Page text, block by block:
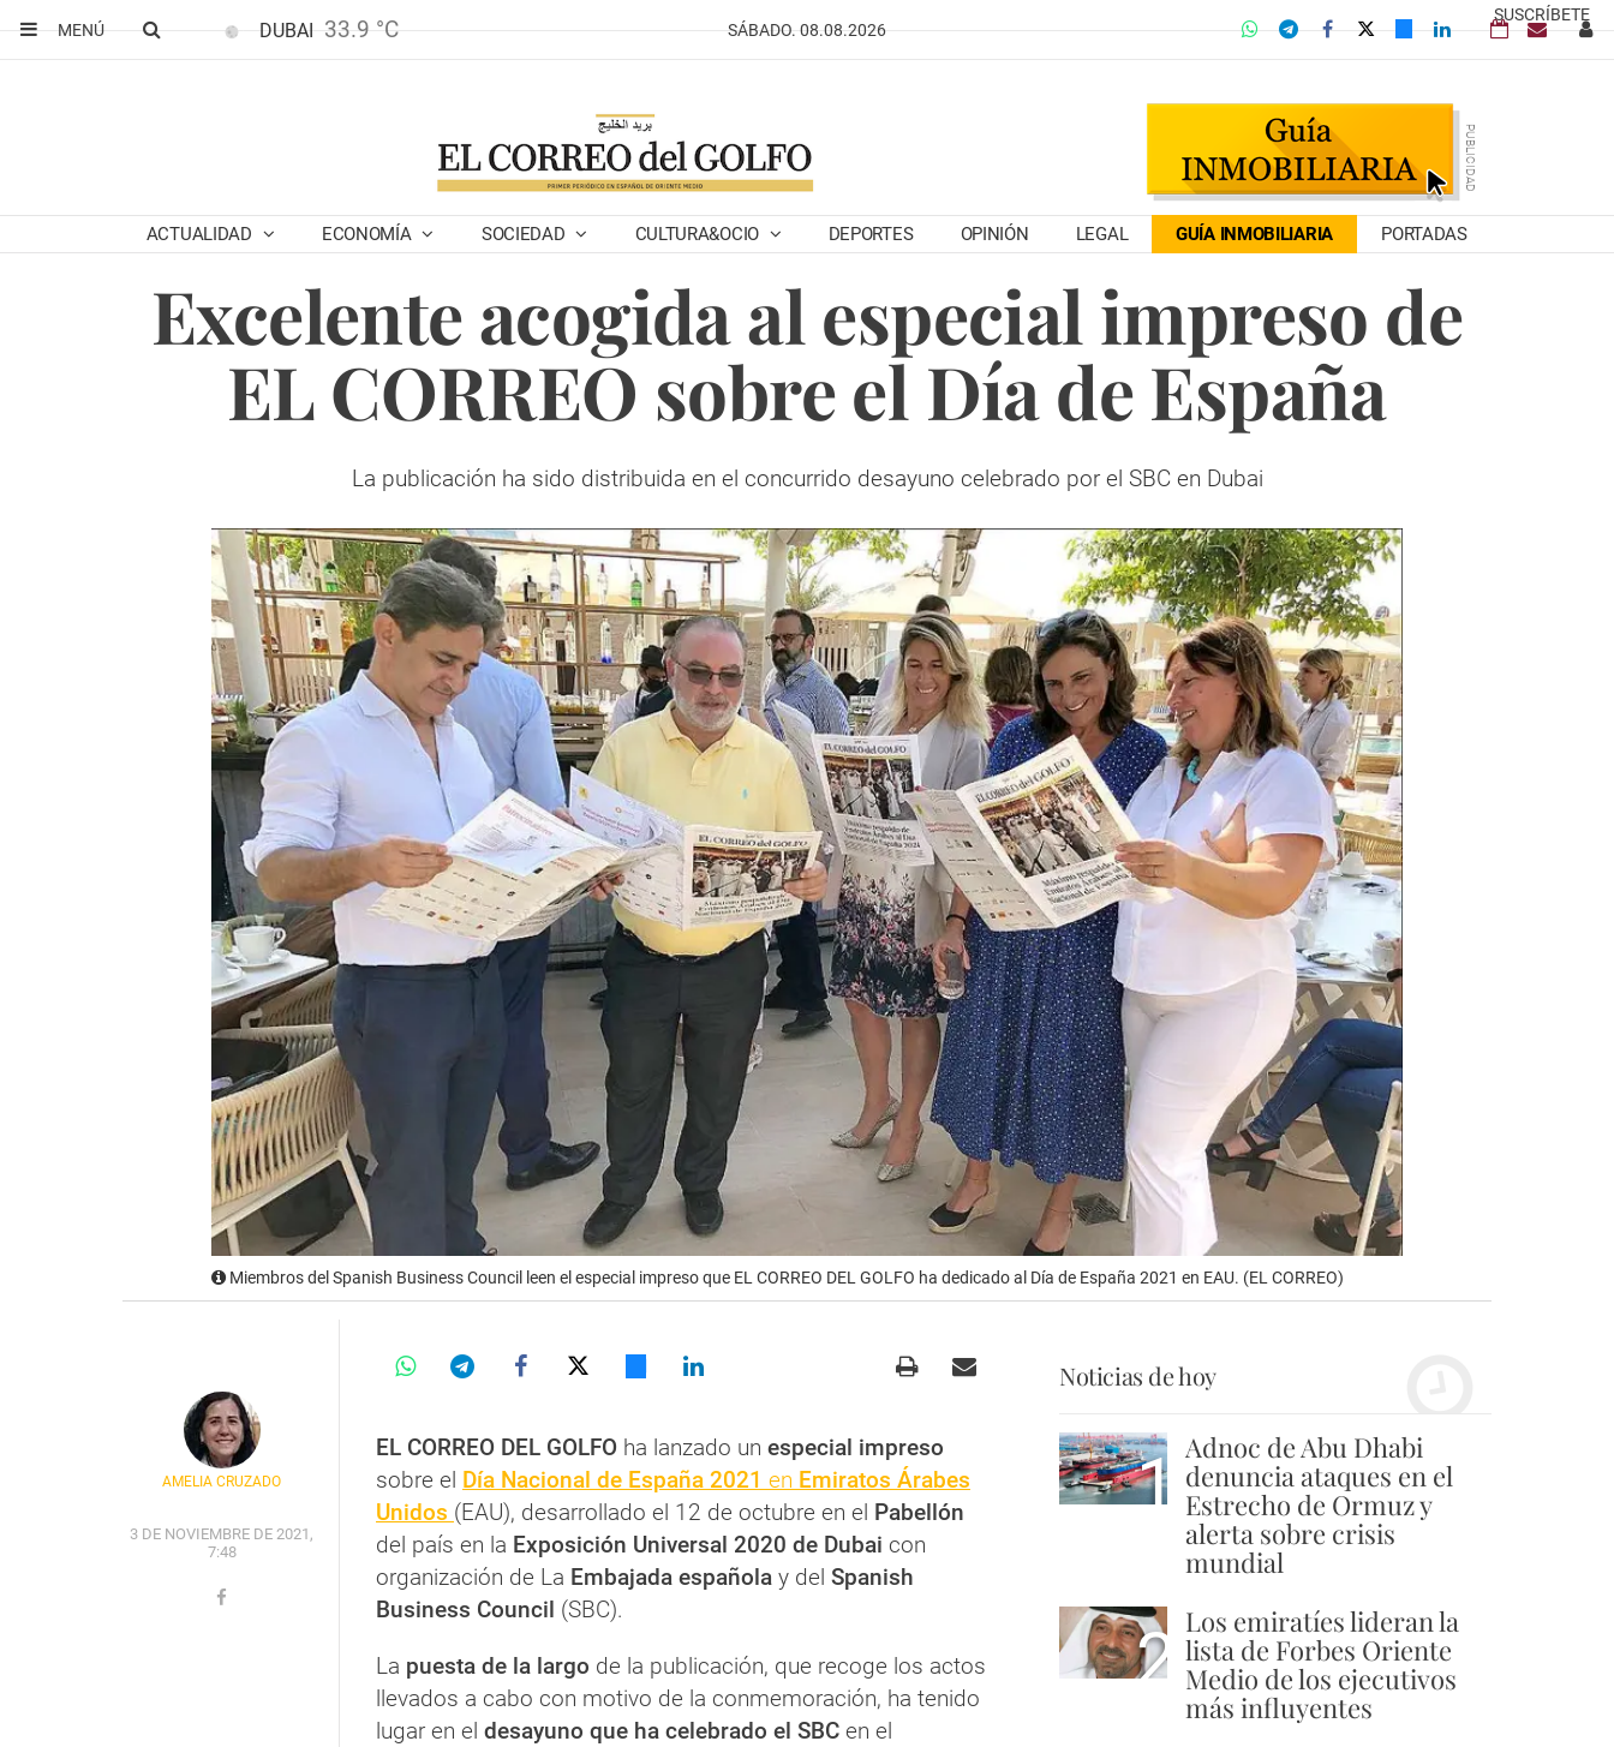
SUSCRÍBETE
MENÚ
DUBAI 33.9 °C SÁBADO. 08.08.2026
ACTUALIDAD ECONOMÍA SOCIEDAD CULTURA&OCIO DEPORTES OPINIÓN LEGAL GUÍA INMOBILIARIA PORTADAS
Excelente acogida al especial impreso de
EL CORREO sobre el Día de España
La publicación ha sido distribuida en el concurrido desayuno celebrado por el SBC en Dubai
Miembros del Spanish Business Council leen el especial impreso que EL CORREO DEL GOLFO ha dedicado al Día de España 2021 en EAU. (EL CORREO)
AMELIA CRUZADO
3 DE NOVIEMBRE DE 2021,
7:48
EL CORREO DEL GOLFO ha lanzado un especial impreso
sobre el Día Nacional de España 2021 en Emiratos Árabes
Unidos (EAU), desarrollado el 12 de octubre en el Pabellón
del país en la Exposición Universal 2020 de Dubai con
organización de La Embajada española y del Spanish
Business Council (SBC).
La puesta de la largo de la publicación, que recoge los actos
llevados a cabo con motivo de la conmemoración, ha tenido
lugar en el desayuno que ha celebrado el SBC en el
Noticias de hoy
1 Adnoc de Abu Dhabi
denuncia ataques en el
Estrecho de Ormuz y
alerta sobre crisis
mundial
2 Los emiratíes lideran la
lista de Forbes Oriente
Medio de los ejecutivos
más influyentes